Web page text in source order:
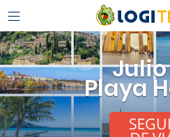
Playa